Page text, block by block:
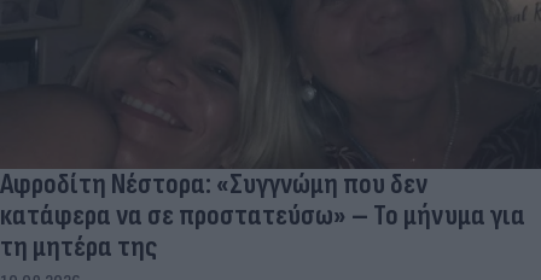
Αφροδίτη Νέστορα: «Συγγνώμη που δεν
κατάφερα να σε προστατεύσω» – Το μήνυμα για
τη μητέρα της